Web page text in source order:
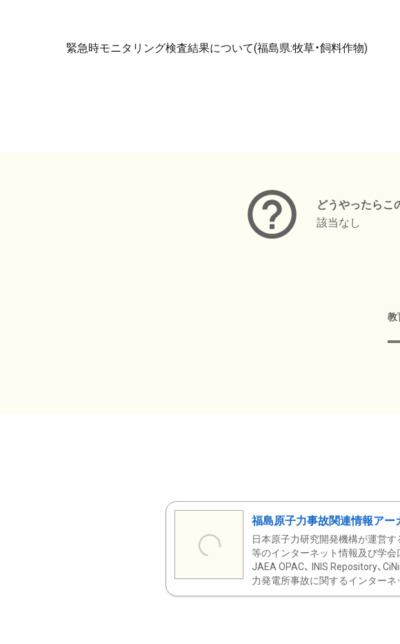
緊急時モニタリング検査結果について(福島県:牧草・飼料作物)
どうやったらこ
該当なし
教
福島原子力事故関連情報ア
日本原子力研究開発機構が運営す
等のインターネット情報及び学会
JAEA OPAC、 INIS Repository、
力発電所事故に関するインターネ